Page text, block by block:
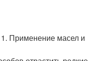
Применение масел и